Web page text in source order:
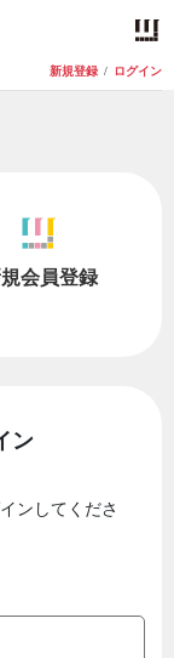
新規登録 / ログイン
会員登録
ン
ンしてくださ